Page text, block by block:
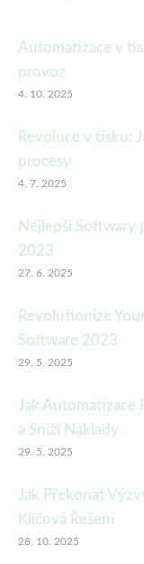
Automatizace v
provoz
4. 10. 2025
Revoluce v tisku:
procesy
4. 7. 2025
Nejlepší Softwary
2023
27. 6. 2025
Revolutionize
Software 2023
29. 5. 2025
Jak Automatizace
a Sníží Náklady
29. 5. 2025
Jak Překonat
Klíčová Řešení
28. 10. 2025